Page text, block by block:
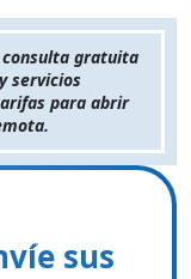
gratuita
servicios
para abrir
sus